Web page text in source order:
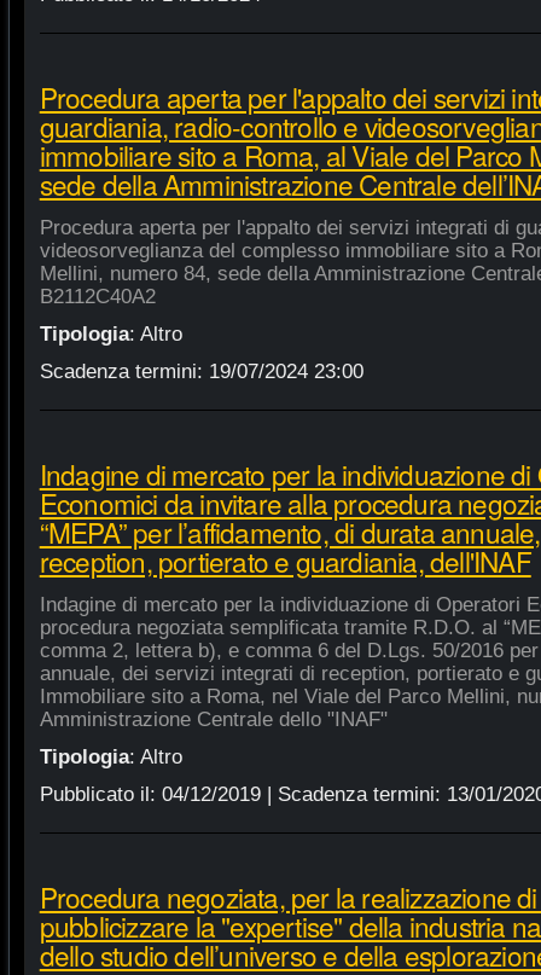
Procedura aperta per l'appalto dei servizi
guardiania, radio-controllo e
immobiliare sito a Roma, al Viale del Parco
sede della Amministrazione Centrale
Procedura aperta per l'appalto dei servizi integrati di
videosorveglianza del complesso immobiliare sito a
Mellini, numero 84, sede della Amministrazione
B2112C40A2
Tipologia: Altro
Scadenza termini: 19/07/2024 23:00
Indagine di mercato per la individuazione
Economici da invitare alla procedura
“MEPA” per l’affidamento, di durata
reception, portierato e guardiania, dell'INAF
Indagine di mercato per la individuazione di Operatori
procedura negoziata semplificata tramite R.D.O. al
comma 2, lettera b), e comma 6 del D.Lgs. 50/2016
annuale, dei servizi integrati di reception, portierato e
Immobiliare sito a Roma, nel Viale del Parco Mellini,
Amministrazione Centrale dello "INAF"
Tipologia: Altro
Pubblicato il: 04/12/2019| Scadenza termini: 13/01/
Procedura negoziata, per la realizzazione
pubblicizzare la "expertise" della industria
dello studio dell’universo e della